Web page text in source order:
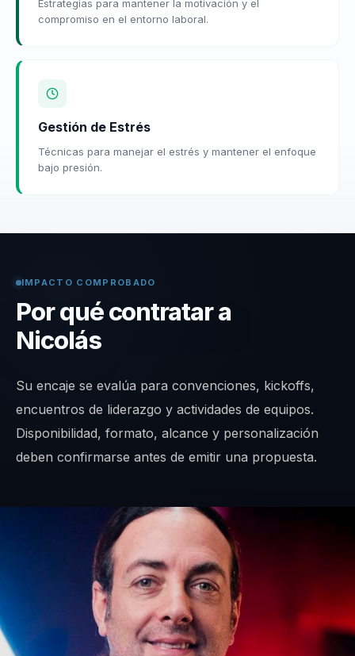
Estrategias para mantener la motivación y el
compromiso en el entorno laboral.
Gestión de Estrés
Técnicas para manejar el estrés y mantener el enfoque
bajo presión.
IMPACTO COMPROBADO
Por qué contratar a
Nicolás
Su encaje se evalúa para convenciones, kickoffs,
encuentros de liderazgo y actividades de equipos.
Disponibilidad, formato, alcance y personalización
deben confirmarse antes de emitir una propuesta.